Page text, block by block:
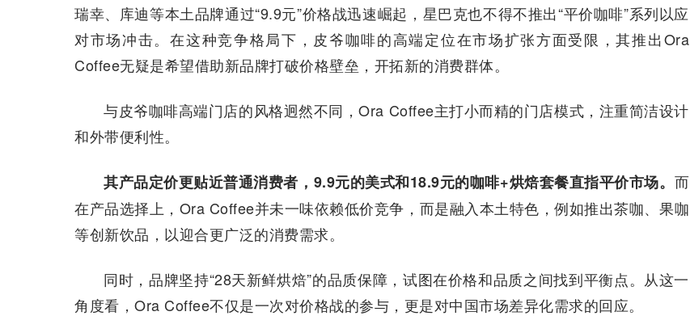
瑞幸、库迪等本土品牌通过“9.9元”价格战迅速崛起，星巴克也不得不推出“平价咖啡”系列以应
对市场冲击。在这种竞争格局下，皮爷咖啡的高端定位在市场扩张方面受限，其推出Ora
Coffee无疑是希望借助新品牌打破价格壁垒，开拓新的消费群体。
与皮爷咖啡高端门店的风格迥然不同，Ora Coffee主打小而精的门店模式，注重简洁设计
和外带便利性。
其产品定价更贴近普通消费者，9.9元的美式和18.9元的咖啡+烘焙套餐直指平价市场。 而
在产品选择上，Ora Coffee并未一味依赖低价竞争，而是融入本土特色，例如推出茶咖、果咖
等创新饮品，以迎合更广泛的消费需求。
同时，品牌坚持“28天新鲜烘焙”的品质保障，试图在价格和品质之间找到平衡点。从这一
角度看，Ora Coffee不仅是一次对价格战的参与，更是对中国市场差异化需求的回应。